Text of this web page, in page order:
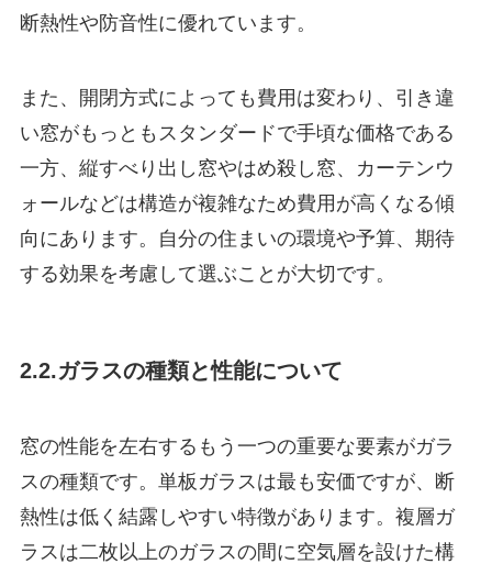
断熱性や防音性に優れています。
また、開閉方式によっても費用は変わり、引き違
い窓がもっともスタンダードで手頃な価格である
一方、縦すべり出し窓やはめ殺し窓、カーテンウ
ォールなどは構造が複雑なため費用が高くなる傾
向にあります。自分の住まいの環境や予算、期待
する効果を考慮して選ぶことが大切です。
2.2.ガラスの種類と性能について
窓の性能を左右するもう一つの重要な要素がガラ
スの種類です。単板ガラスは最も安価ですが、断
熱性は低く結露しやすい特徴があります。複層ガ
ラスは二枚以上のガラスの間に空気層を設けた構